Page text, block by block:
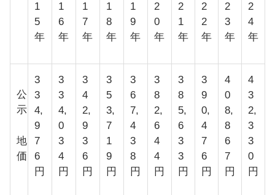
1
5
年
1
6
年
1
7
年
1
8
年
1
9
年
2
0
年
2
1
年
2
2
年
2
3
年
2
4
年
公
示
地
価
3
3
4,
9
7
6
円
3
3
4,
0
3
4
円
3
4
2,
9
3
6
円
3
5
3,
7
1
9
円
3
6
7,
4
3
8
円
3
8
2,
6
4
4
円
3
8
5,
6
3
3
円
3
9
0,
4
7
6
円
4
0
8,
8
6
7
円
4
3
2,
3
3
0
円